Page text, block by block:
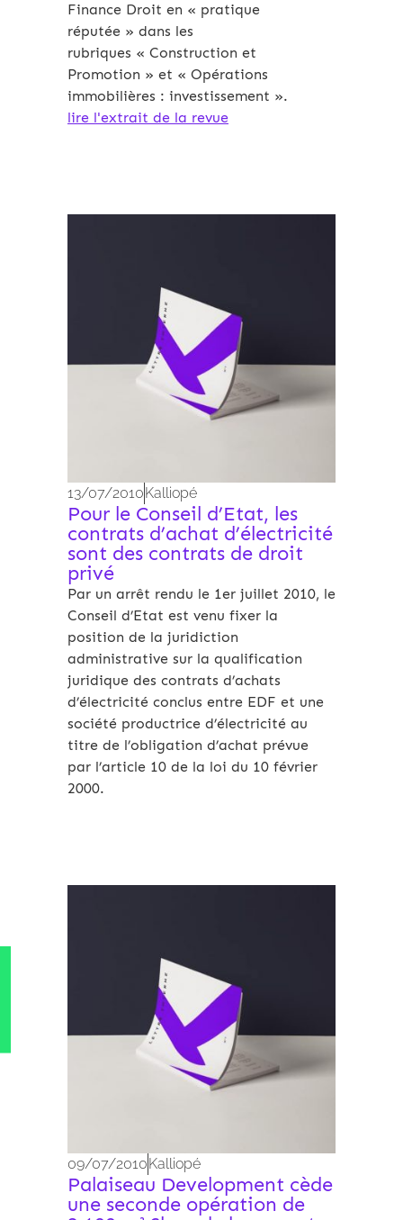
Finance Droit en « pratique
réputée » dans les
rubriques « Construction et
Promotion » et « Opérations
immobilières : investissement ».
lire l'extrait de la revue
13/07/2010Kalliopé
Pour le Conseil d’Etat, les
contrats d’achat d’électricité
sont des contrats de droit
privé
Par un arrêt rendu le 1er juillet 2010, le
Conseil d’Etat est venu fixer la
position de la juridiction
administrative sur la qualification
juridique des contrats d’achats
d’électricité conclus entre EDF et une
société productrice d’électricité au
titre de l’obligation d’achat prévue
par l’article 10 de la loi du 10 février
2000.
09/07/2010Kalliopé
Palaiseau Development cède
une seconde opération de